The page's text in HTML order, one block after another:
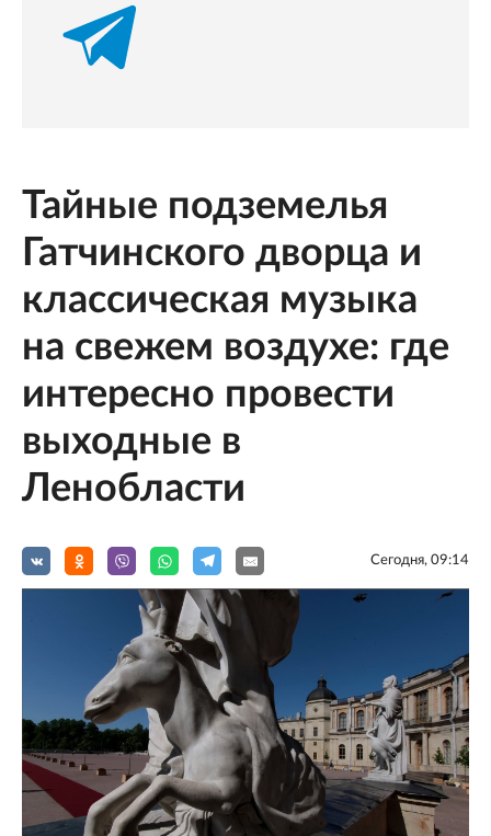
Тайные подземелья
Гатчинского дворца и
классическая музыка
на свежем воздухе: где
интересно провести
выходные в
Ленобласти
Сегодня, 09:14